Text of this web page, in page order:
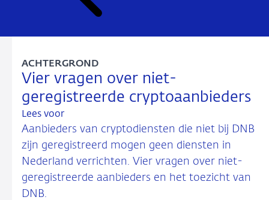
Vier vragen over niet-
geregistreerde cryptoaanbieders
ACHTERGROND
Lees voor
Aanbieders van cryptodiensten die niet bij DNB
zijn geregistreerd mogen geen diensten in
Nederland verrichten. Vier vragen over niet-
geregistreerde aanbieders en het toezicht van
DNB.